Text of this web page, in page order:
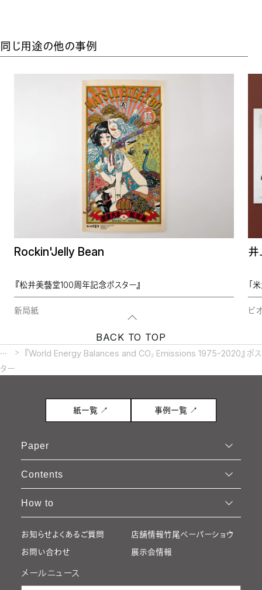
同じ用途の他の事例
『松井美藝堂100周年記念ポスター』
Rockin'Jelly Bean
新局紙
「
井
ビ
BACK TO TOP
...
『World Energy Balances and CO₂ Emissions 1975-2020』ポス
ター
紙一覧 ↗ 事例一覧 ↗
Paper
Contents
How to
お知らせよくあるご質問
お問い合わせ
店舗情報竹尾ペーパーショウ
展示会情報
メールニュース